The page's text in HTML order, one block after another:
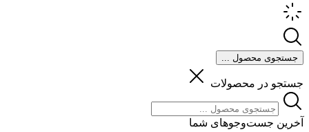
جستجوی محصول ...
جستجو در محصولات
آخرین جست‌وجوهای شما